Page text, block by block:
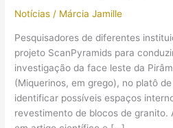
Notícias / Márcia Jamille
Pesquisadores de diferentes
projeto ScanPyramids para
investigação da face leste da
(Miquerinos, em grego), no platô
identificar possíveis espaços
revestimento de blocos de granito.